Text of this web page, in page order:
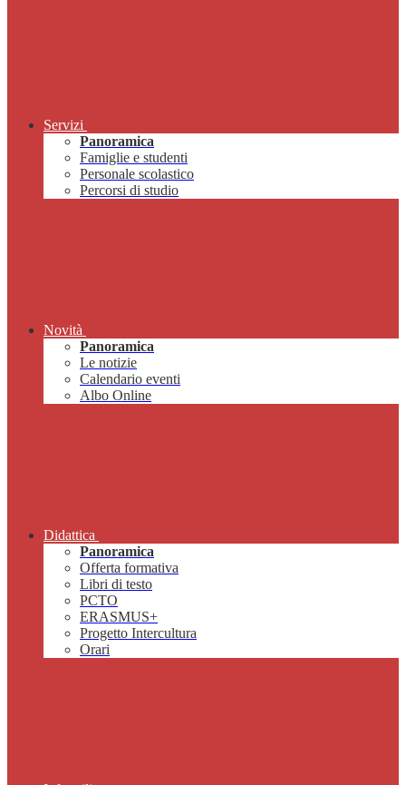
Servizi
Panoramica
Famiglie e studenti
Personale scolastico
Percorsi di studio
Novità
Panoramica
Le notizie
Calendario eventi
Albo Online
Didattica
Panoramica
Offerta formativa
Libri di testo
PCTO
ERASMUS+
Progetto Intercultura
Orari